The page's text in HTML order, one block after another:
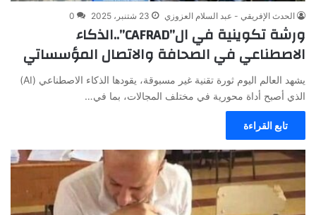
الحدث الإفريقي - عبد السلام العزوزي 23 شتنبر، 2025 0
ورشة تكوينية في ال”CAFRAD”..الذكاء
الاصطناعي في الصحافة والاتصال المؤسساتي
يشهد العالم اليوم ثورة تقنية غير مسبوقة، يقودها الذكاء الاصطناعي (AI)
الذي أصبح أداة محورية في مختلف المجالات، بما في…
تابع القراءة